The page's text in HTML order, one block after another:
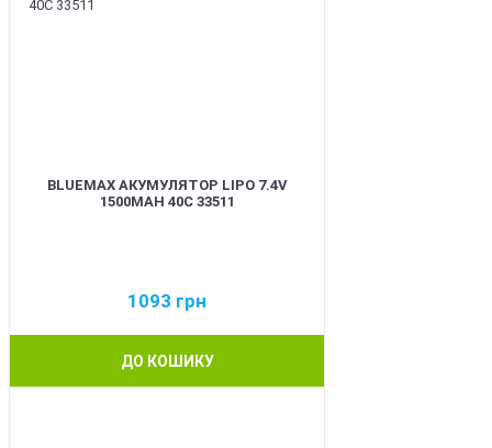
BLUEMAX АКУМУЛЯТОР LIPO 7.4V
1500MAH 40C 33511
1093 грн
ДО КОШИКУ